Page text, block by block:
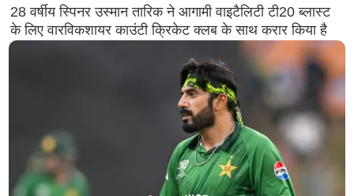
28 वर्षीय स्पिनर उस्मान तारिक ने आगामी वाइटैलिटी टी20 ब्लास्ट
के लिए वारविकशायर काउंटी क्रिकेट क्लब के साथ करार किया है